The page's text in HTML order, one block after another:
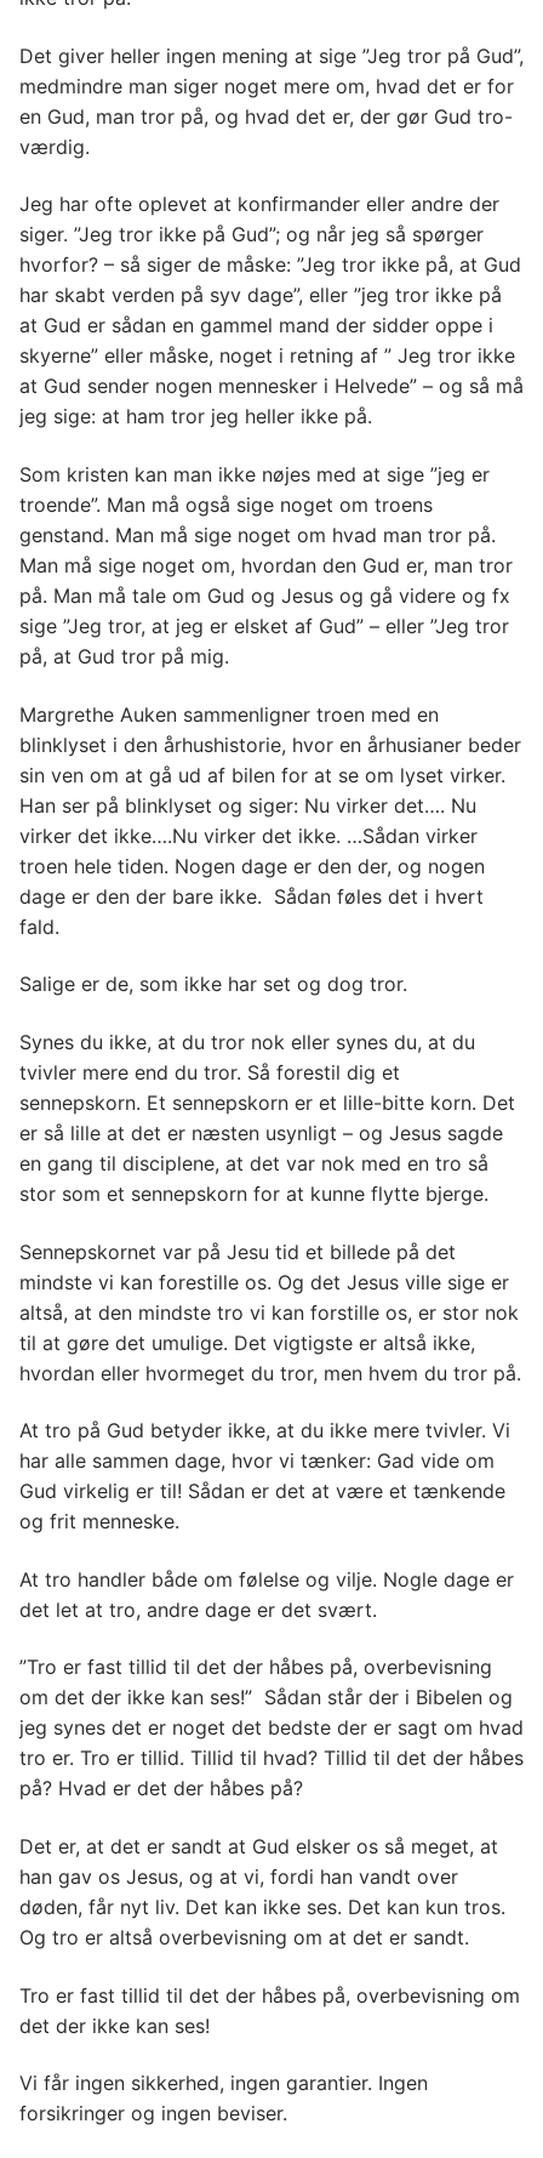
Det giver heller ingen mening at sige ”Jeg tror på Gud”,
medmindre man siger noget mere om, hvad det er for
en Gud, man tror på, og hvad det er, der gør Gud tro-
værdig.
Jeg har ofte oplevet at konfirmander eller andre der
siger. ”Jeg tror ikke på Gud”; og når jeg så spørger
hvorfor? – så siger de måske: ”Jeg tror ikke på, at Gud
har skabt verden på syv dage”, eller ”jeg tror ikke på
at Gud er sådan en gammel mand der sidder oppe i
skyerne” eller måske, noget i retning af ” Jeg tror ikke
at Gud sender nogen mennesker i Helvede” – og så må
jeg sige: at ham tror jeg heller ikke på.
Som kristen kan man ikke nøjes med at sige ”jeg er
troende”. Man må også sige noget om troens
genstand. Man må sige noget om hvad man tror på.
Man må sige noget om, hvordan den Gud er, man tror
på. Man må tale om Gud og Jesus og gå videre og fx
sige ”Jeg tror, at jeg er elsket af Gud” – eller ”Jeg tror
på, at Gud tror på mig.
Margrethe Auken sammenligner troen med en
blinklyset i den århushistorie, hvor en århusianer beder
sin ven om at gå ud af bilen for at se om lyset virker.
Han ser på blinklyset og siger: Nu virker det…. Nu
virker det ikke….Nu virker det ikke. …Sådan virker
troen hele tiden. Nogen dage er den der, og nogen
dage er den der bare ikke. Sådan føles det i hvert
fald.
Salige er de, som ikke har set og dog tror.
Synes du ikke, at du tror nok eller synes du, at du
tvivler mere end du tror. Så forestil dig et
sennepskorn. Et sennepskorn er et lille-bitte korn. Det
er så lille at det er næsten usynligt – og Jesus sagde
en gang til disciplene, at det var nok med en tro så
stor som et sennepskorn for at kunne flytte bjerge.
Sennepskornet var på Jesu tid et billede på det
mindste vi kan forestille os. Og det Jesus ville sige er
altså, at den mindste tro vi kan forstille os, er stor nok
til at gøre det umulige. Det vigtigste er altså ikke,
hvordan eller hvormeget du tror, men hvem du tror på.
At tro på Gud betyder ikke, at du ikke mere tvivler. Vi
har alle sammen dage, hvor vi tænker: Gad vide om
Gud virkelig er til! Sådan er det at være et tænkende
og frit menneske.
At tro handler både om følelse og vilje. Nogle dage er
det let at tro, andre dage er det svært.
”Tro er fast tillid til det der håbes på, overbevisning
om det der ikke kan ses!” Sådan står der i Bibelen og
jeg synes det er noget det bedste der er sagt om hvad
tro er. Tro er tillid. Tillid til hvad? Tillid til det der håbes
på? Hvad er det der håbes på?
Det er, at det er sandt at Gud elsker os så meget, at
han gav os Jesus, og at vi, fordi han vandt over
døden, får nyt liv. Det kan ikke ses. Det kan kun tros.
Og tro er altså overbevisning om at det er sandt.
Tro er fast tillid til det der håbes på, overbevisning om
det der ikke kan ses!
Vi får ingen sikkerhed, ingen garantier. Ingen
forsikringer og ingen beviser.